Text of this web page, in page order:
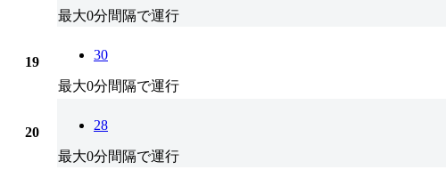
最大0分間隔で運行
19 30
最大0分間隔で運行
20 28
最大0分間隔で運行